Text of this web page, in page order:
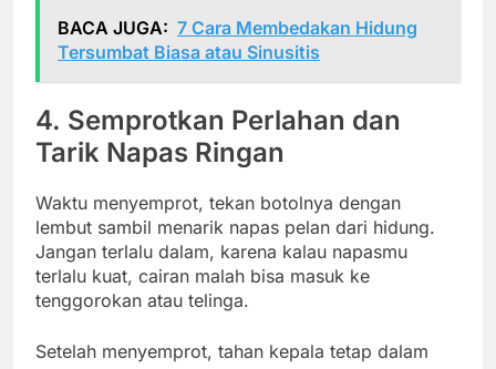
BACA JUGA: 7 Cara Membedakan Hidung
Tersumbat Biasa atau Sinusitis
4. Semprotkan Perlahan dan
Tarik Napas Ringan
Waktu menyemprot, tekan botolnya dengan
lembut sambil menarik napas pelan dari hidung.
Jangan terlalu dalam, karena kalau napasmu
terlalu kuat, cairan malah bisa masuk ke
tenggorokan atau telinga.
Setelah menyemprot, tahan kepala tetap dalam